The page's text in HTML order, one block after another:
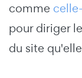
comme
pour diriger
du site